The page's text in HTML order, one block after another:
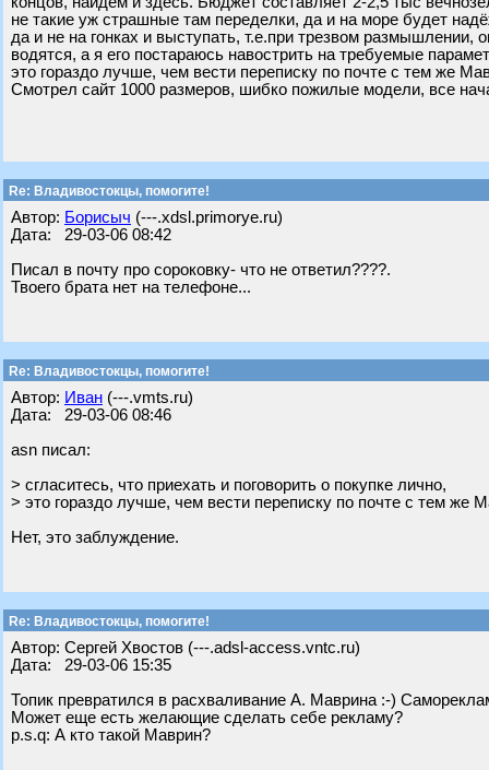
не такие уж страшные там переделки, да и на море будет
да и не на гонках и выступать, т.е.при трезвом
водятся, а я его постараюсь навострить на требуемые
это гораздо лучше, чем вести переписку по почте с тем же
Смотрел сайт 1000 размеров, шибко пожилые модели, все
Re: Владивостокцы, помогите!
Автор: Борисыч (---.xdsl.primorye.ru)
Дата: 29-03-06 08:42
Писал в почту про сороковку- что не ответил????.
Твоего брата нет на телефоне...
Re: Владивостокцы, помогите!
Автор: Иван (---.vmts.ru)
Дата: 29-03-06 08:46
asn писал:
> сгласитесь, что приехать и поговорить о покупке лично,
> это гораздо лучше, чем вести переписку по почте с тем же
Нет, это заблуждение.
Re: Владивостокцы, помогите!
Автор: Сергей Хвостов (---.adsl-access.vntc.ru)
Дата: 29-03-06 15:35
Топик превратился в расхваливание А. Маврина :-)
Может еще есть желающие сделать себе рекламу?
p.s.q: А кто такой Маврин?